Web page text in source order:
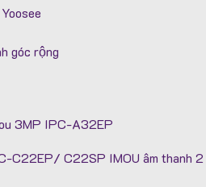
góc rộng
3MP IPC-A32EP
C22EP/ C22SP IMOU âm thanh 2